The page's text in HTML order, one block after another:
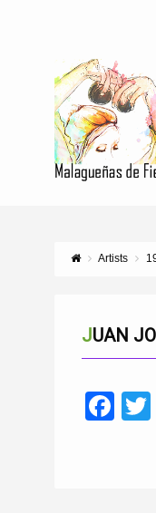
Artists
JUAN